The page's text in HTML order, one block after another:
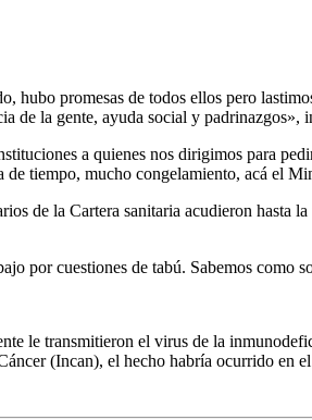
hubo promesas de todos ellos pero
de la gente, ayuda social y padrinazgos»,
a quienes nos dirigimos para
tiempo, mucho congelamiento, acá el
de la Cartera sanitaria acudieron hasta
por cuestiones de tabú. Sabemos como
le transmitieron el virus de la
(Incan), el hecho habría ocurrido en